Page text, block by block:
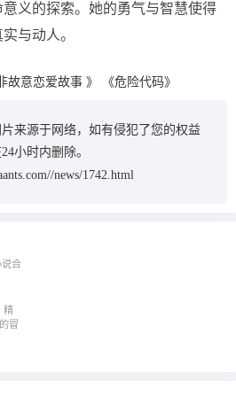
义的探索。她的勇气与智慧使得
与动人。
故意恋爱故事 》 《危险代码》
来源于网络，如有侵犯了您的权益
小时内删除。
news/1742.html
说合
精
冒